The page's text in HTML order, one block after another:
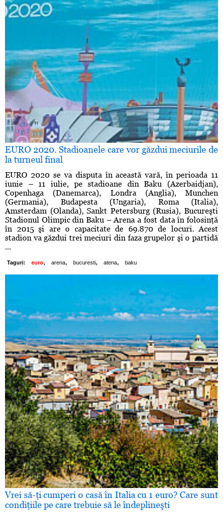
EURO 2020. Stadioanele care vor găzdui meciurile de
la turneul final
EURO 2020 se va disputa în această vară, în perioada 11
iunie – 11 iulie, pe stadioane din Baku (Azerbaidjan),
Copenhaga (Danemarca), Londra (Anglia), Munchen
(Germania), Budapesta (Ungaria), Roma (Italia),
Amsterdam (Olanda), Sankt Petersburg (Rusia), Bucureşti
Stadionul Olimpic din Baku – Arena a fost data în folosinţă
în 2015 şi are o capacitate de 69.870 de locuri. Acest
stadion va găzdui trei meciuri din faza grupelor şi o partidă
...
Taguri: euro, arena, bucuresti, atena, baku
Vrei să-ţi cumperi o casă în Italia cu 1 euro? Care sunt
condiţiile pe care trebuie să le îndeplineşti